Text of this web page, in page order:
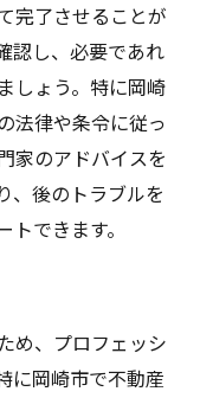
完了させることが
認し、必要であれ
しょう。特に岡崎
法律や条令に従っ
家のアドバイスを
、後のトラブルを
できます。
め、プロフェッシ
に岡崎市で不動産